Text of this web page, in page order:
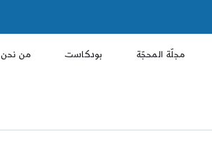
مجلّة المحجّة بودكاست من نحن